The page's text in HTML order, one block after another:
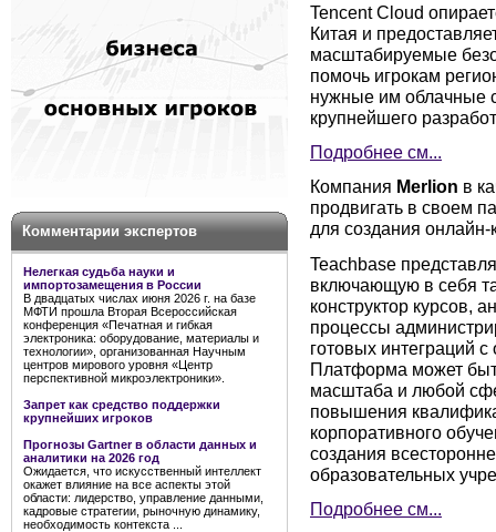
Комментарии экспертов
Нелегкая судьба науки и
импортозамещения в России
В двадцатых числах июня 2026 г. на базе
МФТИ прошла Вторая Всероссийская
конференция «Печатная и гибкая
электроника: оборудование, материалы и
технологии», организованная Научным
центров мирового уровня «Центр
перспективной микроэлектроники».
Запрет как средство поддержки
крупнейших игроков
Прогнозы Gartner в области данных и
аналитики на 2026 год
Ожидается, что искусственный интеллект
окажет влияние на все аспекты этой
области: лидерство, управление данными,
кадровые стратегии, рыночную динамику,
необходимость контекста ...
Tencent Cloud
Китая и
масштабируемые
помочь игрокам
нужные им облачные
крупнейшего
Подробнее см...
Компания Merlion в
продвигать в своем
для создания
Teachbase
включающую в себя
конструктор курсов,
процессы
готовых интеграций
Платформа может
масштаба и любой
повышения
корпоративного
создания
образовательных
Подробнее см...